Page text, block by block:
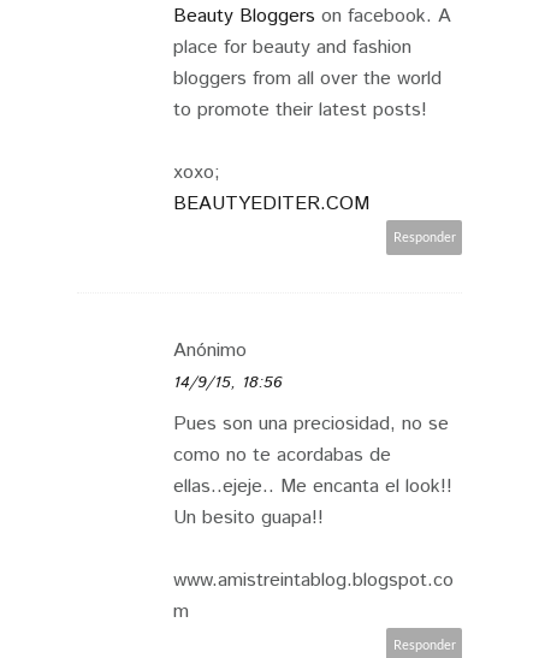
Beauty Bloggers on facebook. A
place for beauty and fashion
bloggers from all over the world
to promote their latest posts!
xoxo;
BEAUTYEDITER.COM
Responder
Anónimo
14/9/15, 18:56
Pues son una preciosidad, no se
como no te acordabas de
ellas..ejeje.. Me encanta el look!!
Un besito guapa!!
www.amistreintablog.blogspot.co
m
Responder